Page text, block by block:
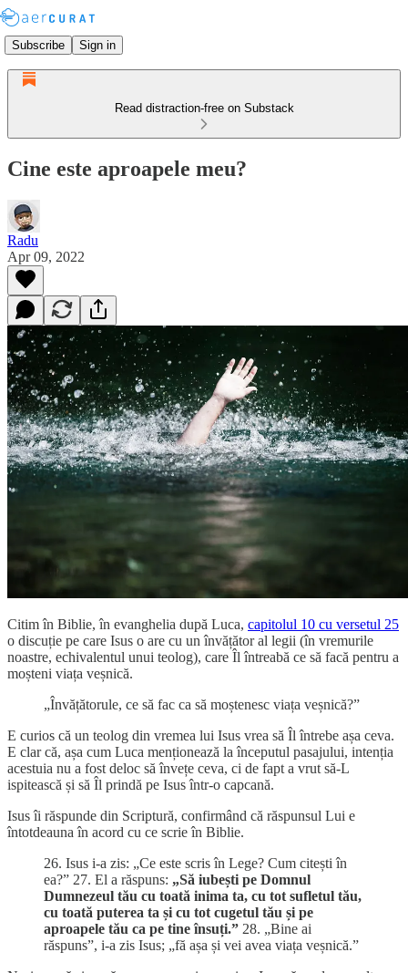
Subscribe Sign in
Read distraction-free on Substack
Cine este aproapele meu?
Radu
Apr 09, 2022
Citim în Biblie, în evanghelia după Luca, capitolul 10 cu versetul 25
o discuție pe care Isus o are cu un învățător al legii (în vremurile
noastre, echivalentul unui teolog), care Îl întreabă ce să facă pentru a
moșteni viața veșnică.
„Învățătorule, ce să fac ca să moștenesc viața veșnică?”
E curios că un teolog din vremea lui Isus vrea să Îl întrebe așa ceva.
E clar că, așa cum Luca menționează la începutul pasajului, intenția
acestuia nu a fost deloc să învețe ceva, ci de fapt a vrut să-L
ispitească și să Îl prindă pe Isus într-o capcană.
Isus îi răspunde din Scriptură, confirmând că răspunsul Lui e
întotdeauna în acord cu ce scrie în Biblie.
26. Isus i-a zis: „Ce este scris în Lege? Cum citești în
ea?” 27. El a răspuns: „Să iubești pe Domnul
Dumnezeul tău cu toată inima ta, cu tot sufletul tău,
cu toată puterea ta și cu tot cugetul tău și pe
aproapele tău ca pe tine însuți.” 28. „Bine ai
răspuns”, i-a zis Isus; „fă așa și vei avea viața veșnică.”